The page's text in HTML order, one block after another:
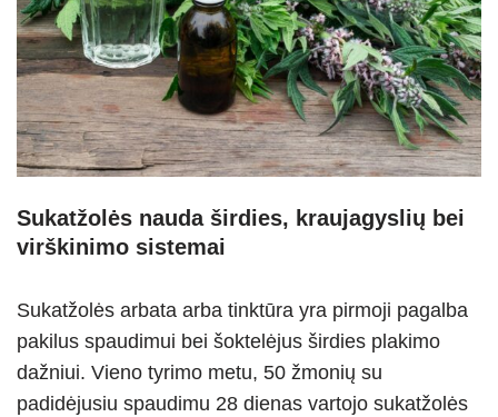
Sukatžolės nauda širdies, kraujagyslių bei
virškinimo sistemai
Sukatžolės arbata arba tinktūra yra pirmoji pagalba
pakilus spaudimui bei šoktelėjus širdies plakimo
dažniui. Vieno tyrimo metu, 50 žmonių su
padidėjusiu spaudimu 28 dienas vartojo sukatžolės